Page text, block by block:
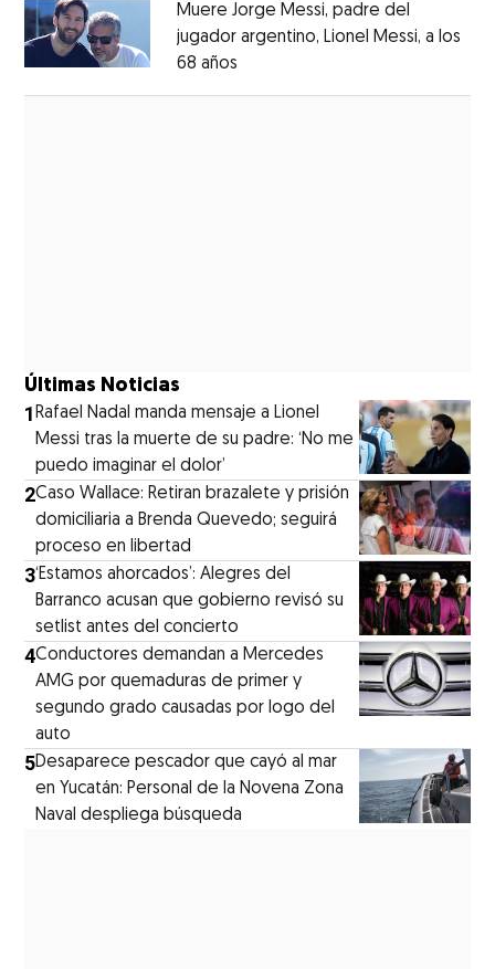
Muere Jorge Messi, padre del
jugador argentino, Lionel Messi, a los
68 años
Últimas Noticias
1Rafael Nadal manda mensaje a Lionel
Messi tras la muerte de su padre: ‘No me
puedo imaginar el dolor’
2Caso Wallace: Retiran brazalete y prisión
domiciliaria a Brenda Quevedo; seguirá
proceso en libertad
3‘Estamos ahorcados’: Alegres del
Barranco acusan que gobierno revisó su
setlist antes del concierto
4Conductores demandan a Mercedes
AMG por quemaduras de primer y
segundo grado causadas por logo del
auto
5Desaparece pescador que cayó al mar
en Yucatán: Personal de la Novena Zona
Naval despliega búsqueda